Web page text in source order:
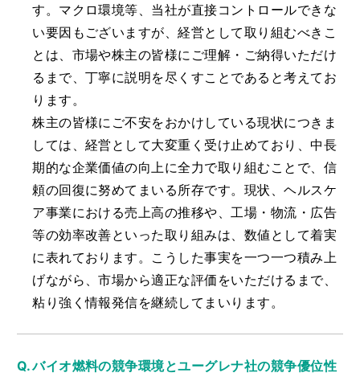
す。マクロ環境等、当社が直接コントロールできな
い要因もございますが、経営として取り組むべきこ
とは、市場や株主の皆様にご理解・ご納得いただけ
るまで、丁寧に説明を尽くすことであると考えてお
ります。
株主の皆様にご不安をおかけしている現状につきま
しては、経営として大変重く受け止めており、中長
期的な企業価値の向上に全力で取り組むことで、信
頼の回復に努めてまいる所存です。現状、ヘルスケ
ア事業における売上高の推移や、工場・物流・広告
等の効率改善といった取り組みは、数値として着実
に表れております。こうした事実を一つ一つ積み上
げながら、市場から適正な評価をいただけるまで、
粘り強く情報発信を継続してまいります。
バイオ燃料の競争環境とユーグレナ社の競争優位性